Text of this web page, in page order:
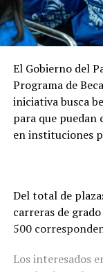
El Gobierno del
Programa de
iniciativa busca
para que puedan
en instituciones
Del total de
carreras de
500
Los interesados